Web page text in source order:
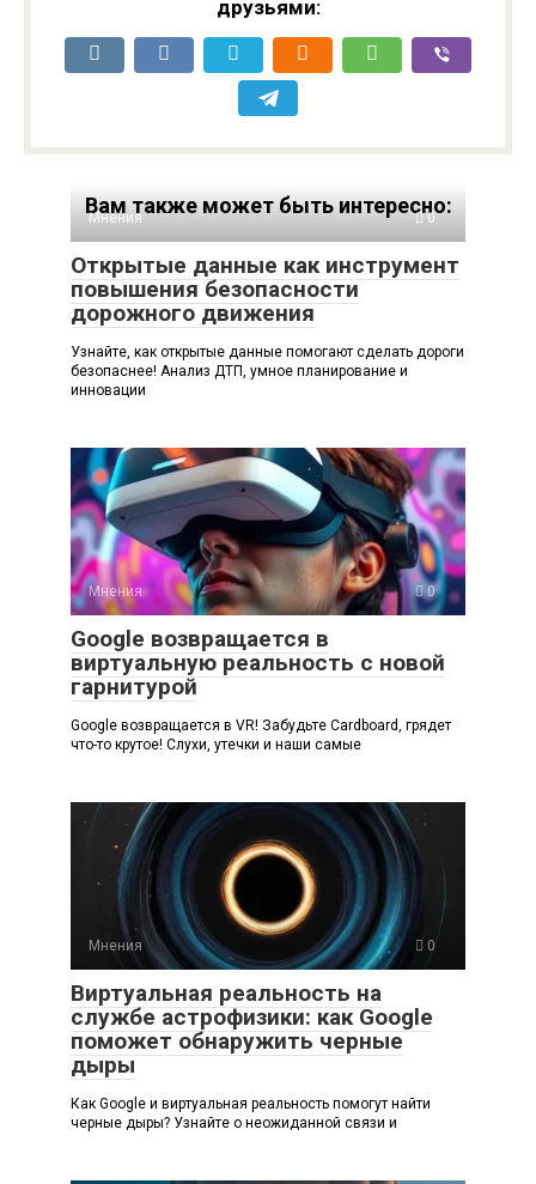
друзьями:
Вам также может быть интересно:
Мнения 0
Открытые данные как инструмент
повышения безопасности
дорожного движения
Узнайте, как открытые данные помогают сделать дороги
безопаснее! Анализ ДТП, умное планирование и
инновации
Мнения 0
Google возвращается в
виртуальную реальность с новой
гарнитурой
Google возвращается в VR! Забудьте Cardboard, грядет
что-то крутое! Слухи, утечки и наши самые
Мнения 0
Виртуальная реальность на
службе астрофизики: как Google
поможет обнаружить черные
дыры
Как Google и виртуальная реальность помогут найти
черные дыры? Узнайте о неожиданной связи и